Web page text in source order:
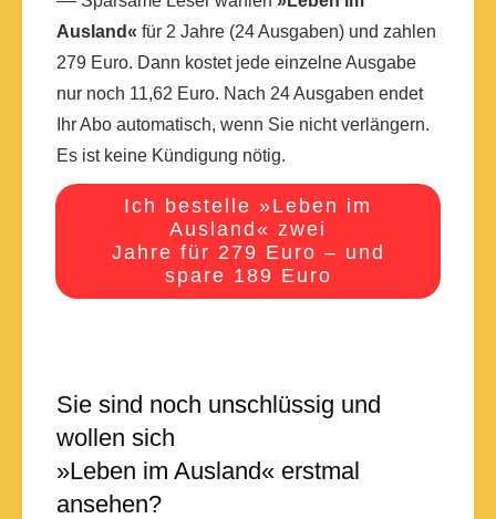
Ausland« für 2 Jahre (24 Ausgaben) und zahlen
279 Euro. Dann kostet jede einzelne Ausgabe
nur noch 11,62 Euro. Nach 24 Ausgaben endet
Ihr Abo automatisch, wenn Sie nicht verlängern.
Es ist keine Kündigung nötig.
Ich bestelle »Leben im
Ausland« zwei
Jahre für 279 Euro – und
spare 189 Euro
Sie sind noch unschlüssig und
wollen sich
»Leben im Ausland« erstmal
ansehen?